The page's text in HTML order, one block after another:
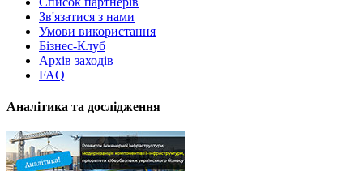
Зв'язатися з нами
Умови використання
Бізнес-Клуб
Архів заходів
FAQ
Аналітика та дослідження